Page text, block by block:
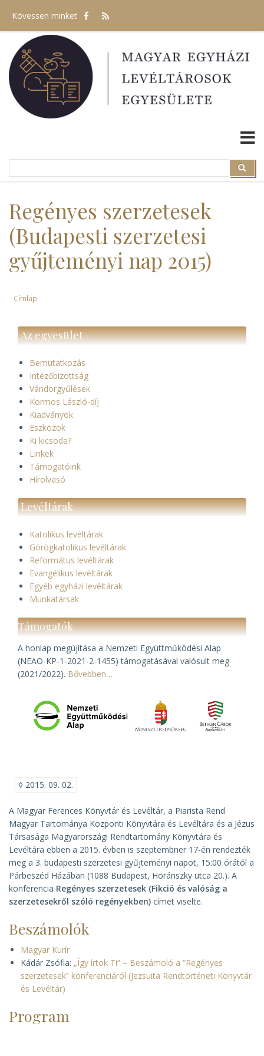
tartalomra
Kövessen minket
Search
Regényes szerzetesek
(Budapesti szerzetesi
gyűjteményi nap 2015)
Morzsa
Címlap
Az egyesület
Bemutatkozás
Intézőbizottság
Vándorgyűlések
Kormos László-díj
Kiadványok
Eszközök
Ki kicsoda?
Linkek
Támogatóink
Hírolvasó
Levéltárak
Katolikus levéltárak
Görögkatolikus levéltárak
Református levéltárak
Evangélikus levéltárak
Egyéb egyházi levéltárak
Munkatársak
Támogatók
A honlap megújítása a Nemzeti Együttműködési Alap
(NEAO-KP-1-2021-2-1455) támogatásával valósult meg
(2021/2022). Bővebben…
◊ 2015. 09. 02.
A Magyar Ferences Könyvtár és Levéltár, a Piarista Rend
Magyar Tartománya Központi Könyvtára és Levéltára és a Jézus
Társasága Magyarországi Rendtartomány Könyvtára és
Levéltára ebben a 2015. évben is szeptembner 17-én rendezték
meg a 3. budapesti szerzetesi gyűjteményi napot, 15:00 órától a
Párbeszéd Házában (1088 Budapest, Horánszky utca 20.). A
konferencia Regényes szerzetesek (Fikció és valóság a
szerzetesekről szóló regényekben) címet viselte.
Beszámolók
Magyar Kurír
Kádár Zsófia: „Így írtok Ti” – Beszámoló a “Regényes
szerzetesek” konferenciáról (Jezsuita Rendtörténeti Könyvtár
és Levéltár)
Program